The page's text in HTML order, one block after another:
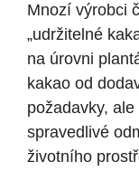
Mnozí výrobci
„udržitelné
na úrovni
kakao od
požadavky,
spravedlivé
životního